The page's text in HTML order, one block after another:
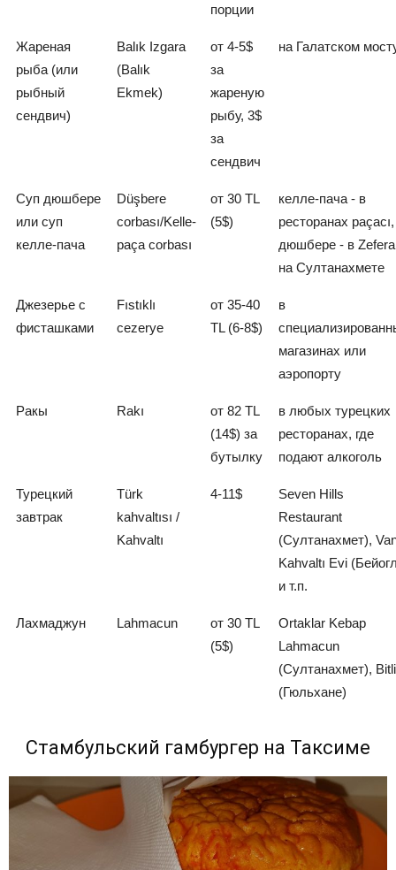
порции
Жареная
рыба (или
рыбный
сендвич)
Balık Izgara
(Balık
Ekmek)
от 4-5$
за
жареную
рыбу, 3$
за
сендвич
на Галатском
Cуп дюшбере
или суп
келле-пача
Düşbere
corbası/Kelle-
paça corbası
от 30 TL
(5$)
келле-пача - в
ресторанах paçacı,
дюшбере - в
на Султанахмете
Джезерье с
фисташками
Fıstıklı
cezerye
от 35-40
TL (6-8$)
в
магазинах или
аэропорту
Ракы Rakı
от 82 TL
(14$) за
бутылку
в любых турецких
ресторанах, где
подают алкоголь
Турецкий
завтрак
Türk
kahvaltısı /
Kahvaltı
4-11$
Seven Hills
Restaurant
(Султанахмет),
Kahvaltı Evi
и т.п.
Лахмаджун Lahmacun
от 30 TL
(5$)
Ortaklar Kebap
Lahmacun
(Султанахмет),
(Гюльхане)
Стамбульский гамбургер на Таксиме